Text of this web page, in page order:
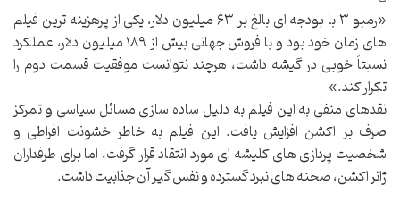
«رمبو ۳ با بودجه ای بالغ بر ۶۳ میلیون دلار، یکی از پرهزینه ترین فیلم
های زمان خود بود و با فروش جهانی بیش از ۱۸۹ میلیون دلار، عملکرد
نسبتاً خوبی در گیشه داشت، هرچند نتوانست موفقیت قسمت دوم را
تکرار کند.»
نقدهای منفی به این فیلم به دلیل ساده سازی مسائل سیاسی و تمرکز
صرف بر اکشن افزایش یافت. این فیلم به خاطر خشونت افراطی و
شخصیت پردازی های کلیشه ای مورد انتقاد قرار گرفت، اما برای طرفداران
ژانر اکشن، صحنه های نبرد گسترده و نفس گیر آن جذابیت داشت.